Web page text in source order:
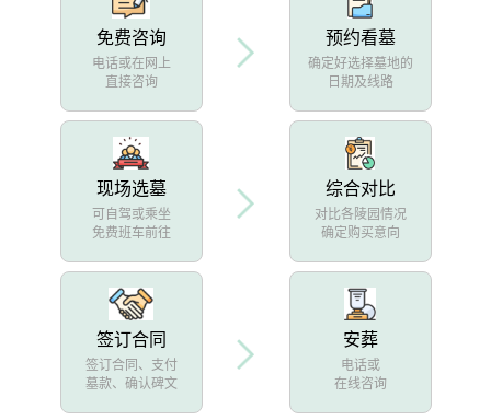
免费咨询
电话或在网上
直接咨询
预约看墓
确定好选择墓地的
日期及线路
现场选墓
可自驾或乘坐
免费班车前往
综合对比
对比各陵园情况
确定购买意向
签订合同
签订合同、支付
墓款、确认碑文
安葬
电话或
在线咨询